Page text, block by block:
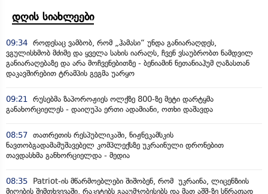
დღის სიახლეები
09:34 როდესაც ვამბობ, რომ „ჰამასი“ უნდა განიარაღდეს,
ვგულისხმობ მძიმე და ყველა სახის იარაღს, ჩვენ ვსაუბრობთ ნამდვილ
განიარაღებაზე და არა მოჩვენებითზე - ბენიამინ ნეთანიაჰუმ ღაზასთან
დაკავშირებით ტრამპის გეგმა უარყო
09:21
რუსებმა ზაპოროჟიეს ოლქზე 800-ზე მეტი დარტყმა
განახორციელეს - დაიღუპა ერთი ადამიანი, ოთხი დაშავდა
08:57 თათრეთის რესპუბლიკაში, ნიჟნეკამსკის
ნავთობგადამამუშავებელ კომპლექსზე უკრაინული დრონებით
თავდასხმა განხორციელდა - მედია
08:35
Patriot-ის მწარმოებლები შიშობენ, რომ უკრაინა, ლიცენზიის
მიღების შემთხვევაში, რაკეტებს გააუმჯობესებს და მათ აშშ-ზე სწრაფად